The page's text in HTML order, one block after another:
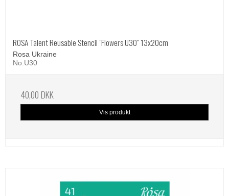
ROSA Talent Reusable Stencil "Flowers U30" 13x20cm
Rosa Ukraine
No.U30
40,00 DKK
Vis produkt